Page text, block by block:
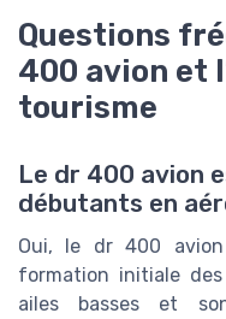
Questions
400 avion et
tourisme
Le dr 400 avion
débutants en
Oui, le dr 400
formation initiale
ailes basses et